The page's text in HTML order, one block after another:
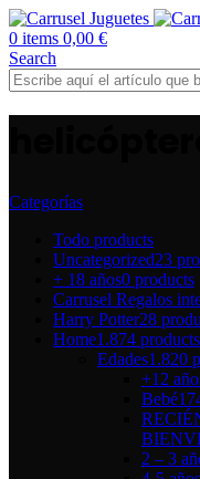
0 items 0,00 €
Search
Categorías
Todo products
Uncategorized23
+ 18 años0 products
Carrusel Regalos
Harry Potter28
Home1.874 products
Edades1.820
+12
Bebé
2 – 3